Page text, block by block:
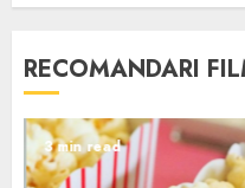
RECOMANDARI
3 min read